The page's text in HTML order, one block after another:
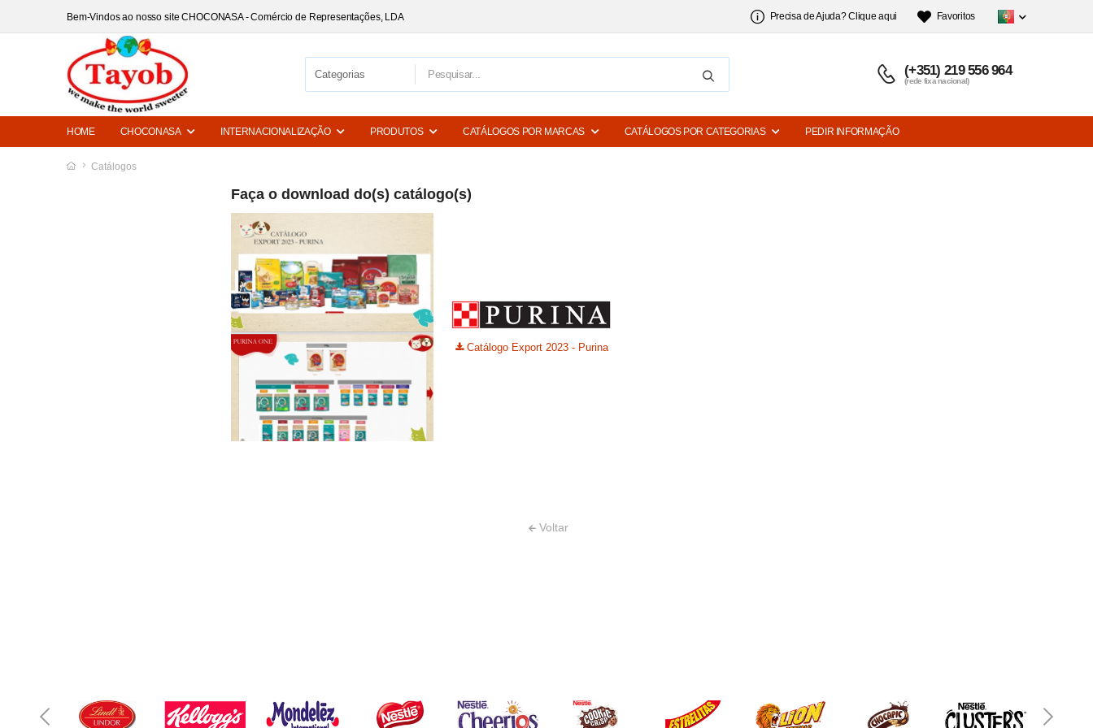
Bem-Vindos ao nosso site CHOCONASA - Comércio de Representações, LDA Precisa de Ajuda? Clique aqui Favoritos
(+351) 219 556 964
(rede fixa nacional)
HOME CHOCONASA INTERNACIONALIZAÇÃO PRODUTOS CATÁLOGOS POR MARCAS CATÁLOGOS POR CATEGORIAS PEDIR INFORMAÇÃO
Catálogos
Faça o download do(s) catálogo(s)
Catálogo Export 2023 - Purina
Voltar